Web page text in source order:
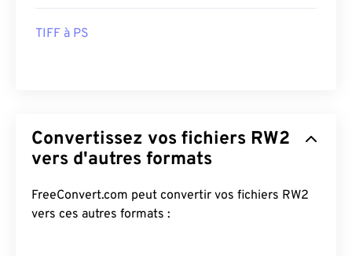
TIFF à PS
Convertissez vos fichiers RW2
vers d'autres formats
FreeConvert.com peut convertir vos fichiers RW2
vers ces autres formats :